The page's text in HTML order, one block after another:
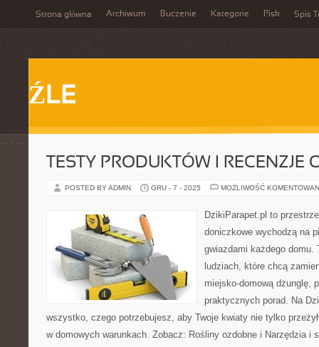
Strona główna Archiwum Buczenie Kategorie Pisk Spis
ŹLE
TESTY PRODUKTÓW I RECENZJE
POSTED BY ADMIN GRU - 7 - 2025 MOŻLIWOŚĆ
DzikiParapet.pl to
doniczkowe wychodzą na
gwiazdami każdego domu.
ludziach, które chcą
miejsko-domową dżunglę,
praktycznych porad. Na
wszystko, czego potrzebujesz, aby Twoje kwiaty nie tylko
w domowych warunkach. Zobacz: Rośliny ozdobne i Narzędzia i